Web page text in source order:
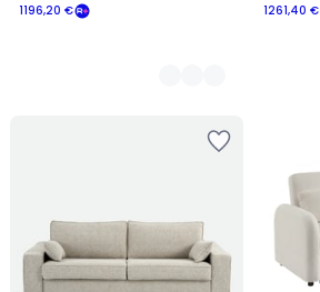
1196,20 € 1261,40 €